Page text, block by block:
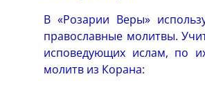
В «Розарии Веры»
православные молитвы.
исповедующих ислам, по
молитв из Корана: